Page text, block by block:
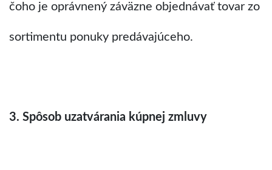
čoho je oprávnený záväzne objednávať tovar zo
sortimentu ponuky predávajúceho.
3. Spôsob uzatvárania kúpnej zmluvy